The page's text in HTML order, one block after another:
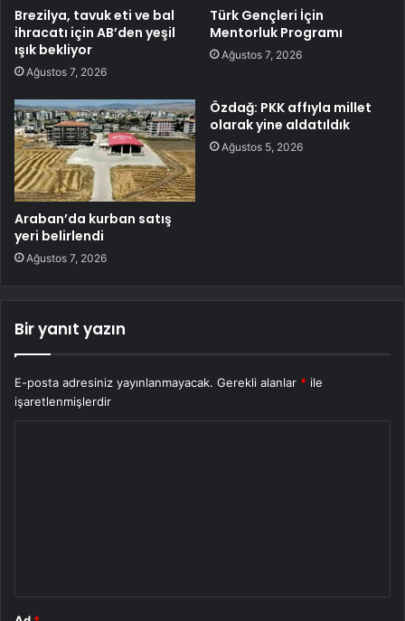
Brezilya, tavuk eti ve bal
ihracatı için AB’den yeşil
ışık bekliyor
Ağustos 7, 2026
Türk Gençleri İçin
Mentorluk Programı
Ağustos 7, 2026
Araban’da kurban satış
yeri belirlendi
Ağustos 7, 2026
Özdağ: PKK affıyla millet
olarak yine aldatıldık
Ağustos 5, 2026
Bir yanıt yazın
E-posta adresiniz yayınlanmayacak. Gerekli alanlar * ile
işaretlenmişlerdir